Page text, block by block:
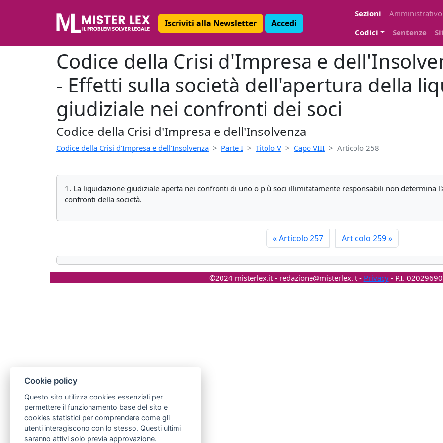
Iscriviti alla Newsletter Accedi
Sezioni
Amministrativo
Codici
Sentenze
Codice della Crisi d'Impresa e
- Effetti sulla società dell'apertura della
giudiziale nei confronti dei soci
Codice della Crisi d'Impresa e dell'Insolvenza
Codice della Crisi d'Impresa e dell'Insolvenza Parte I Titolo V Capo VIII Articolo 258
1. La liquidazione giudiziale aperta nei confronti di uno o più soci illimitatamente responsabili non determina
confronti della società.
«Articolo 257 Articolo 259»
©2024 misterlex.it - redazione@misterlex.it- Privacy- P.I.
Cookie policy
Questo sito utilizza cookies essenziali per
permettere il funzionamento base del sito e
cookies statistici per comprendere come gli
utenti interagiscono con lo stesso. Questi ultimi
saranno attivi solo previa approvazione.